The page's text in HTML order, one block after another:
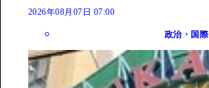
2026年08月07日 07:00
政治・国際